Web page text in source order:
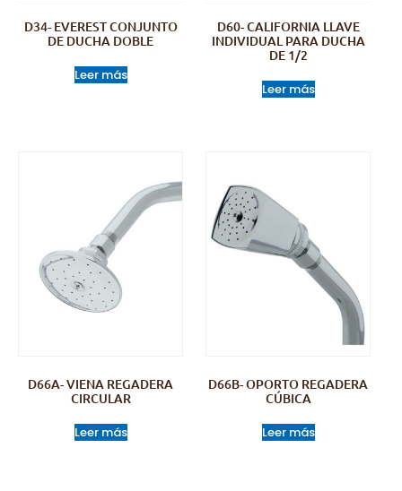
D34- EVEREST CONJUNTO
DE DUCHA DOBLE
Leer más
D60- CALIFORNIA LLAVE
INDIVIDUAL PARA DUCHA
DE 1/2
Leer más
D66A- VIENA REGADERA
CIRCULAR
Leer más
D66B- OPORTO REGADERA
CÚBICA
Leer más